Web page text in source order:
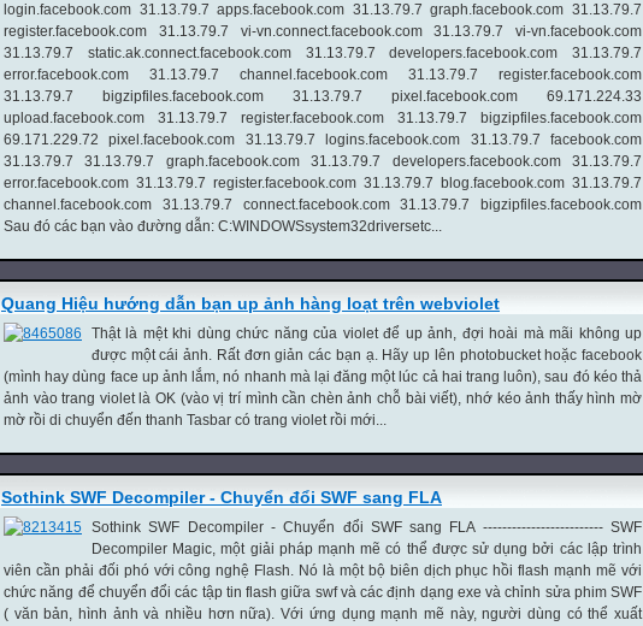
login.facebook.com 31.13.79.7 apps.facebook.com 31.13.79.7 graph.facebook.com 31.13.79.7
register.facebook.com 31.13.79.7 vi-vn.connect.facebook.com 31.13.79.7 vi-vn.facebook.com
31.13.79.7 static.ak.connect.facebook.com 31.13.79.7 developers.facebook.com 31.13.79.7
error.facebook.com 31.13.79.7 channel.facebook.com 31.13.79.7 register.facebook.com
31.13.79.7 bigzipfiles.facebook.com 31.13.79.7 pixel.facebook.com 69.171.224.33
upload.facebook.com 31.13.79.7 register.facebook.com 31.13.79.7 bigzipfiles.facebook.com
69.171.229.72 pixel.facebook.com 31.13.79.7 logins.facebook.com 31.13.79.7 facebook.com
31.13.79.7 31.13.79.7 graph.facebook.com 31.13.79.7 developers.facebook.com 31.13.79.7
error.facebook.com 31.13.79.7 register.facebook.com 31.13.79.7 blog.facebook.com 31.13.79.7
channel.facebook.com 31.13.79.7 connect.facebook.com 31.13.79.7 bigzipfiles.facebook.com
Sau đó các bạn vào đường dẫn: C:WINDOWSsystem32driversetc...
Quang Hiệu hướng dẫn bạn up ảnh hàng loạt trên webviolet
Thật là mệt khi dùng chức năng của violet để up ảnh, đợi hoài mà mãi không up
được một cái ảnh. Rất đơn giản các bạn ạ. Hãy up lên photobucket hoặc facebook
(mình hay dùng face up ảnh lắm, nó nhanh mà lại đăng một lúc cả hai trang luôn), sau đó kéo thả
ảnh vào trang violet là OK (vào vị trí mình cần chèn ảnh chỗ bài viết), nhớ kéo ảnh thấy hình mờ
mờ rồi di chuyển đến thanh Tasbar có trang violet rồi mới...
Sothink SWF Decompiler - Chuyển đổi SWF sang FLA
Sothink SWF Decompiler - Chuyển đổi SWF sang FLA ------------------------- SWF
Decompiler Magic, một giải pháp mạnh mẽ có thể được sử dụng bởi các lập trình
viên cần phải đối phó với công nghệ Flash. Nó là một bộ biên dịch phục hồi flash mạnh mẽ với
chức năng để chuyển đổi các tập tin flash giữa swf và các định dạng exe và chỉnh sửa phim SWF
( văn bản, hình ảnh và nhiều hơn nữa). Với ứng dụng mạnh mẽ này, người dùng có thể xuất